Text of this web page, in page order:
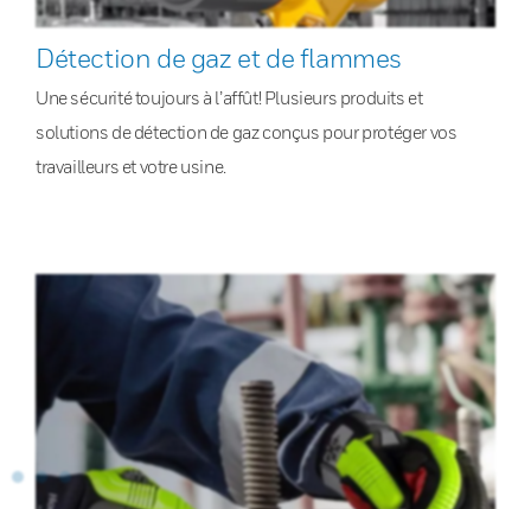
Détection de gaz et de flammes
Une sécurité toujours à l’affût! Plusieurs produits et
solutions de détection de gaz conçus pour protéger vos
travailleurs et votre usine.